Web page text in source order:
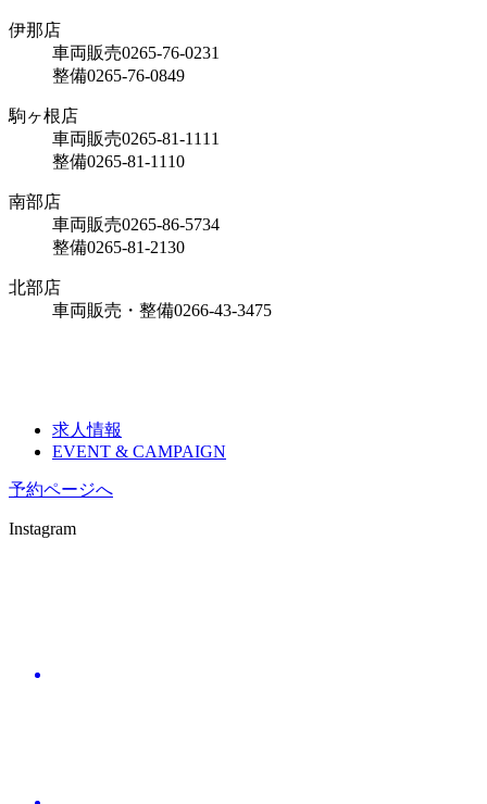
伊那店
車両販売0265-76-0231
整備0265-76-0849
駒ヶ根店
車両販売0265-81-1111
整備0265-81-1110
南部店
車両販売0265-86-5734
整備0265-81-2130
北部店
車両販売・整備0266-43-3475
求人情報
EVENT & CAMPAIGN
予約ページへ
Instagram